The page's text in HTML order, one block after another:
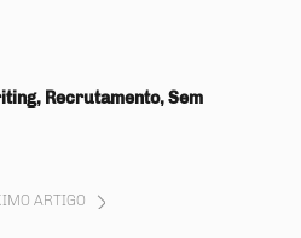
Recrutamento, Sem
ARTIGO